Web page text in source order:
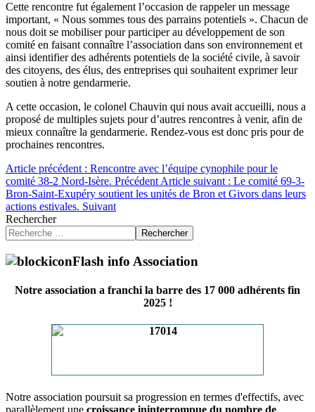
Cette rencontre fut également l’occasion de rappeler un message
important, « Nous sommes tous des parrains potentiels ». Chacun de
nous doit se mobiliser pour participer au développement de son
comité en faisant connaître l’association dans son environnement et
ainsi identifier des adhérents potentiels de la société civile, à savoir
des citoyens, des élus, des entreprises qui souhaitent exprimer leur
soutien à notre gendarmerie.
A cette occasion, le colonel Chauvin qui nous avait accueilli, nous a
proposé de multiples sujets pour d’autres rencontres à venir, afin de
mieux connaître la gendarmerie. Rendez-vous est donc pris pour de
prochaines rencontres.
Article précédent : Rencontre avec l’équipe cynophile pour le
comité 38-2 Nord-Isère. Précédent Article suivant : Le comité 69-3-
Bron-Saint-Exupéry soutient les unités de Bron et Givors dans leurs
actions estivales. Suivant
Rechercher
Rechercher
Flash info Association
Notre association a franchi la barre des 17 000 adhérents fin
2025 !
Notre association poursuit sa progression en termes d'effectifs, avec
parallèlement une croissance ininterrompue du nombre de